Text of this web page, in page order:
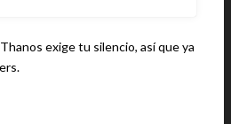
exige tu silencio, así que ya